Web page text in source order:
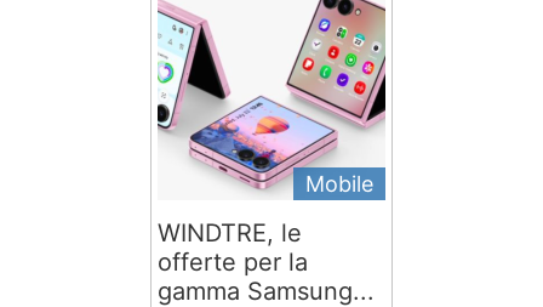
Mobile
WINDTRE, le
offerte per la
gamma Samsung...